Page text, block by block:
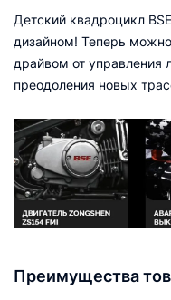
Детский квадроцикл
дизайном! Теперь
драйвом от управления
преодоления новых
Преимущества